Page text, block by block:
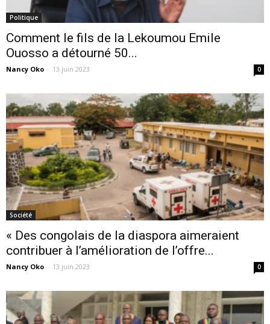
Politique
Comment le fils de la Lekoumou Emile
Ouosso a détourné 50...
Nancy Oko - 13 juin 2023 0
Société
« Des congolais de la diaspora aimeraient
contribuer à l’amélioration de l’offre...
Nancy Oko - 13 juin 2023 0